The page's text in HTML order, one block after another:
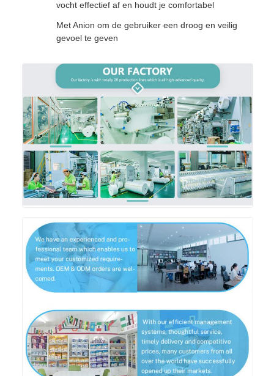
vocht effectief af en houdt je comfortabel
Met Anion om de gebruiker een droog en veilig
gevoel te geven